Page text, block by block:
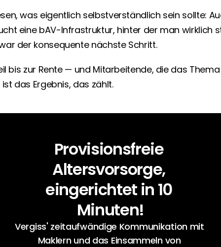
was eigentlich selbstverständlich sein sollte:
eine bAV-Infrastruktur, hinter der man wirklich
der konsequente nächste Schritt.
bis zur Rente — und Mitarbeitende, die das
das Ergebnis, das zählt.
Provisionsfreie
Altersvorsorge,
eingerichtet in 10
Minuten!
Vergiss' zeitaufwändige Kommunikation mit
Maklern und das Einsammeln von